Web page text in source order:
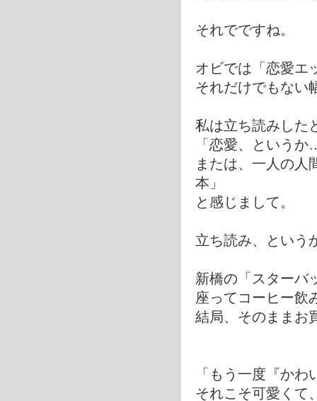
それでですね。
オビでは「恋愛エ
それだけでもない
私は立ち読みした
「恋愛、という
または、一人の人
本」
と感じまして。
立ち読み、という
新橋の「スターバ
座ってコーヒー飲
結局、そのままお
「もう一度『か
それこそ可愛くて